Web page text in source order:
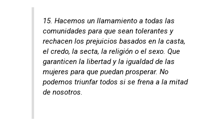
15. Hacemos un llamamiento a todas las
comunidades para que sean tolerantes y
rechacen los prejuicios basados en la casta,
el credo, la secta, la religión o el sexo. Que
garanticen la libertad y la igualdad de las
mujeres para que puedan prosperar. No
podemos triunfar todos si se frena a la mitad
de nosotros.